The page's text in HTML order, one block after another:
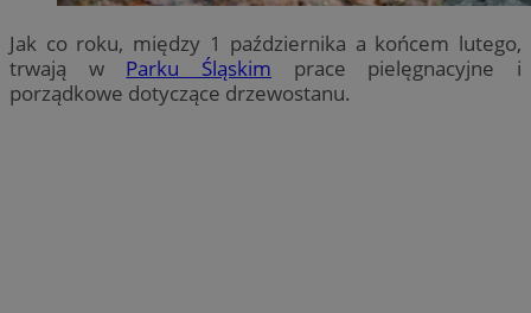
Jak co roku, między 1 października a końcem lutego,
trwają w Parku Śląskim prace pielęgnacyjne i
porządkowe dotyczące drzewostanu.